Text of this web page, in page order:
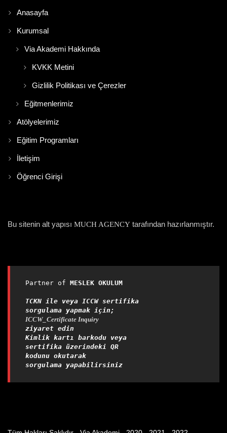
Anasayfa
Kurumsal
Via Akademi Hakkında
KVKK Metini
Gizlilik Politikası ve Çerezler
Eğitmenlerimiz
Atölyelerimiz
Eğitim Programları
İletişim
Öğrenci Girişi
Bu sitenin alt yapısı MUCH AGENCY tarafından hazırlanmıştır.
Partner of MESLEK OKULUM
TCKN ile veya ICCW sertifika
sorgulama yapmak için;
ICCW_Certificate Inquiry
ziyaret edin
Kimlik kartı barkodu veya
sertifika üzerindeki QR
kodunu okutarak
sorgulama yapabilirsiniz